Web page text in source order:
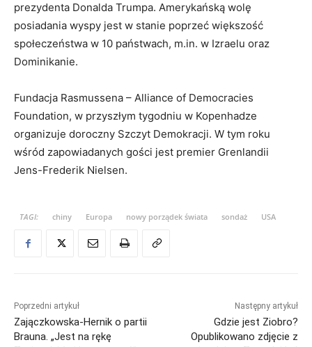
prezydenta Donalda Trumpa. Amerykańską wolę
posiadania wyspy jest w stanie poprzeć większość
społeczeństwa w 10 państwach, m.in. w Izraelu oraz
Dominikanie.
Fundacja Rasmussena – Alliance of Democracies
Foundation, w przyszłym tygodniu w Kopenhadze
organizuje doroczny Szczyt Demokracji. W tym roku
wśród zapowiadanych gości jest premier Grenlandii
Jens-Frederik Nielsen.
TAGI: chiny Europa nowy porządek świata sondaż USA
Poprzedni artykuł
Zajączkowska-Hernik o partii
Brauna. „Jest na rękę
Następny artykuł
Gdzie jest Ziobro?
Opublikowano zdjęcie z